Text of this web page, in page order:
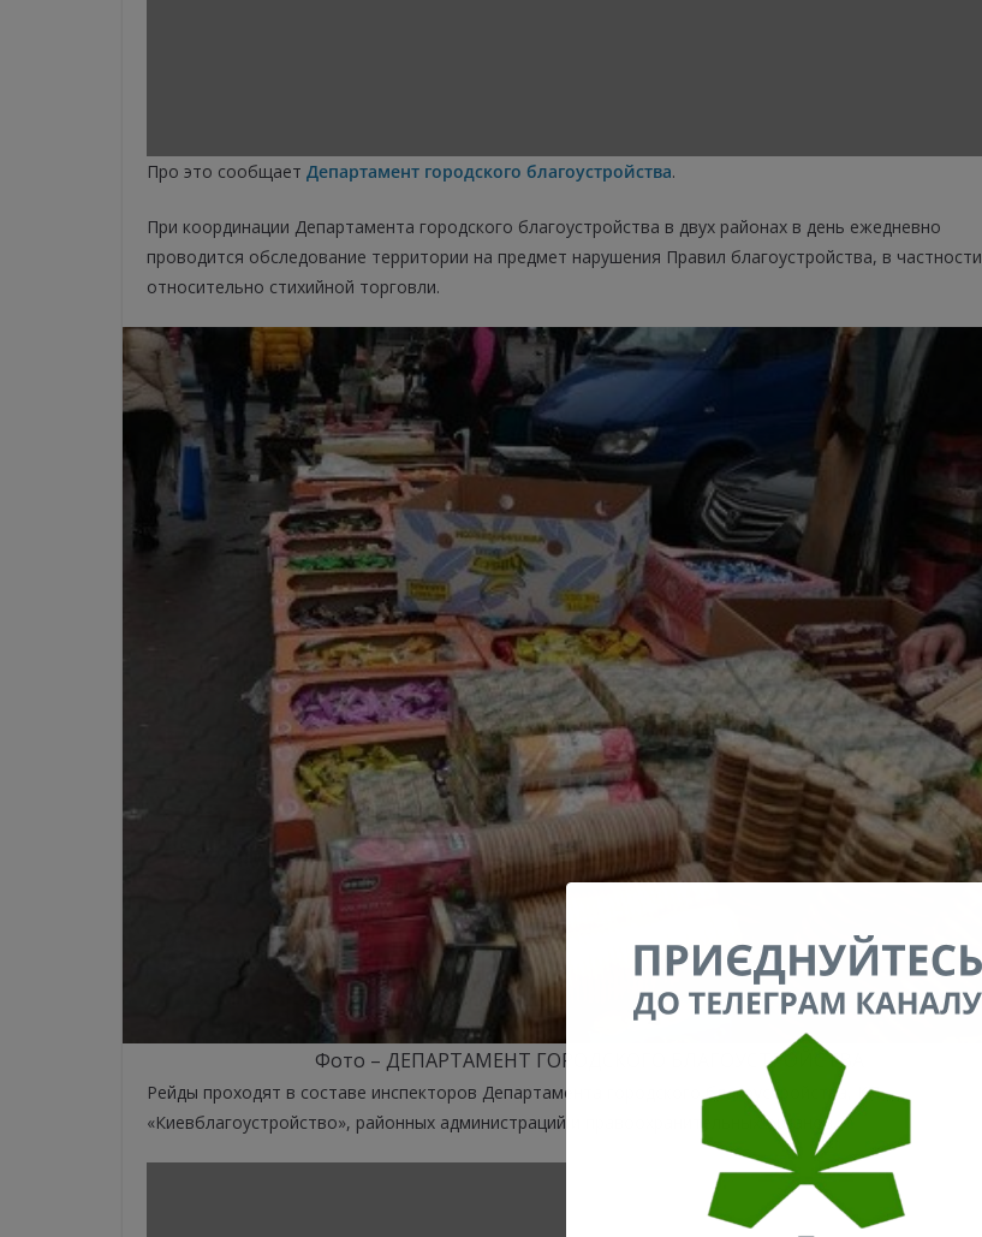
Про это сообщает Департамент городского благоустройства.
При координации Департамента городского благоустройства в двух районах в день ежедневно
проводится обследование территории на предмет нарушения Правил благоустройства, в частности
относительно стихийной торговли.
Фото – ДЕПАРТАМЕНТ ГОРОДСКОГО БЛАГОУСТРОЙСТВА
Рейды проходят в составе инспекторов Департамента городского благоустройства, КП
«Киевблагоустройство», районных администраций и правоохранительных органов.